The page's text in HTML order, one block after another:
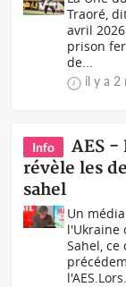
Traoré,
avril
prison
de...
il y a 2
Info
AES -
révèle les
sahel
Un
l'Ukraine
Sahel,